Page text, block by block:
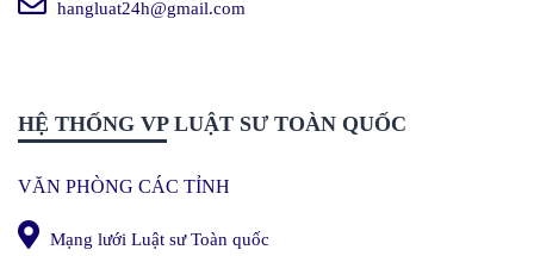
hangluat24h@gmail.com
HỆ THỐNG VP LUẬT SƯ TOÀN QUỐC
VĂN PHÒNG CÁC TỈNH
Mạng lưới Luật sư Toàn quốc